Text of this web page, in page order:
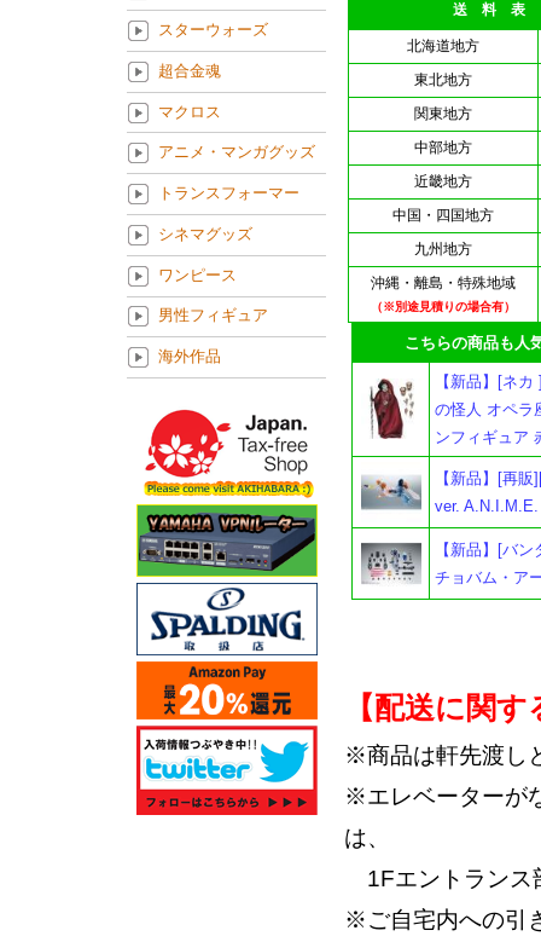
送 料 表
北海道地方
東北地方
関東地方
中部地方
近畿地方
中国・四国地方
九州地方
沖縄・離島・特殊地域
（※別途見積りの場合有）
こちらの商品も人気
【新品】[ネ
の怪人 オペラ
ンフィギュア
【新品】[再
ver. A.N.I.M.E.
【新品】[バ
チョバム・ア
【配送に関
※商品は軒先渡し
※エレベーターが
は、
1Fエントランス
※ご自宅内への引
スターウォーズ
超合金魂
マクロス
アニメ・マンガグッズ
トランスフォーマー
シネマグッズ
ワンピース
男性フィギュア
海外作品